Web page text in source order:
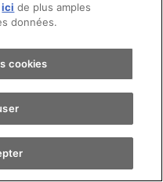
Afficher les offres
route
une voiture
ici de plus amples
données.
cookies